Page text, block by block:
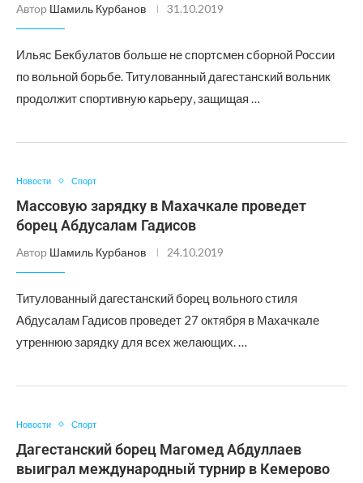
Автор Шамиль Курбанов 31.10.2019
Ильяс Бекбулатов больше не спортсмен сборной России
по вольной борьбе. Титулованный дагестанский вольник
продолжит спортивную карьеру, защищая …
Новости Спорт
Массовую зарядку в Махачкале проведет
борец Абдусалам Гадисов
Автор Шамиль Курбанов 24.10.2019
Титулованный дагестанский борец вольного стиля
Абдусалам Гадисов проведет 27 октября в Махачкале
утреннюю зарядку для всех желающих. …
Новости Спорт
Дагестанский борец Магомед Абдуллаев
выиграл международный турнир в Кемерово